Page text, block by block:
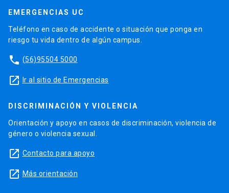
EMERGENCIAS UC
Teléfono en caso de accidente o situación que ponga en
riesgo tu vida dentro de algún campus.
phone (56)95504 5000
launch Ir al sitio de Emergencias
DISCRIMINACIÓN Y VIOLENCIA
Orientación y apoyo en casos de discriminación, violencia de
género o violencia sexual.
launch Contacto para apoyo
launch Más orientación